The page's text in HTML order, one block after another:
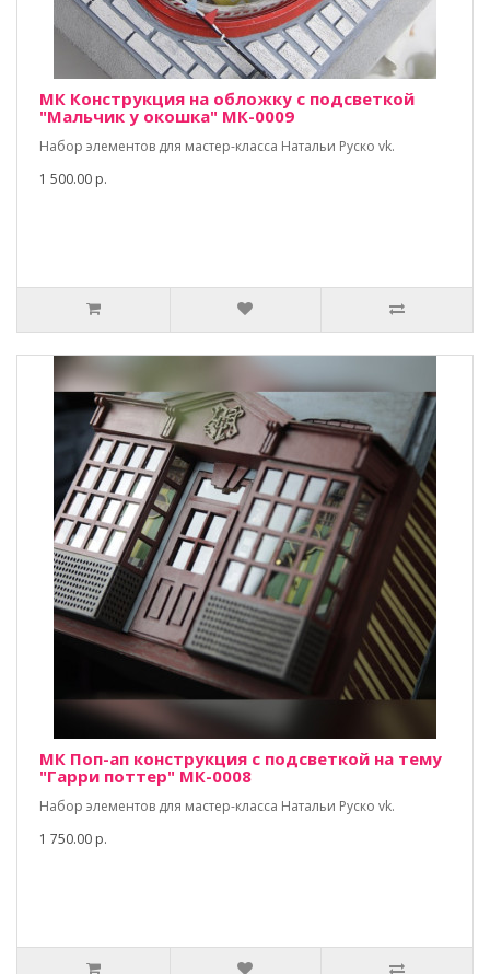
МК Конструкция на обложку с подсветкой
"Мальчик у окошка" МК-0009
Набор элементов для мастер-класса Натальи Руско vk.
1 500.00 р.
МК Поп-ап конструкция с подсветкой на тему
"Гарри поттер" МК-0008
Набор элементов для мастер-класса Натальи Руско vk.
1 750.00 р.